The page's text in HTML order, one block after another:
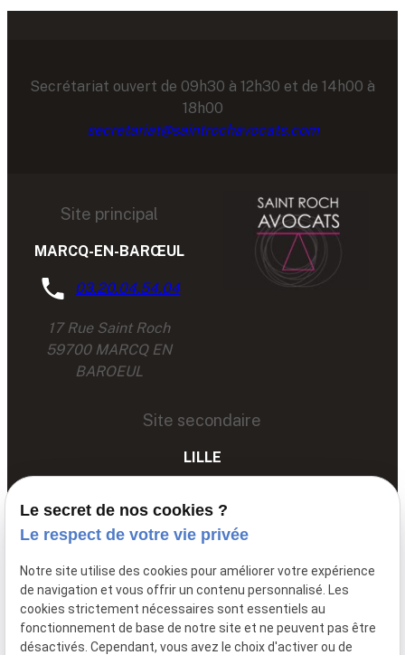
Secrétariat ouvert de 09h30 à 12h30 et de 14h00 à
18h00
secretariat@saintrochavocats.com
Site principal
MARCQ-EN-BARŒUL
03.20.04.54.04
17 Rue Saint Roch
59700 MARCQ EN
BAROEUL
Site secondaire
LILLE
68 Av. du Peuple Belge,
Mentions légales
Siret: : 85061251600011
Le secret de nos cookies ?
Le respect de votre vie privée
Notre site utilise des cookies pour améliorer votre expérience
de navigation et vous offrir un contenu personnalisé. Les
cookies strictement nécessaires sont essentiels au
fonctionnement de base de notre site et ne peuvent pas être
désactivés. Cependant, vous avez le choix d'activer ou de